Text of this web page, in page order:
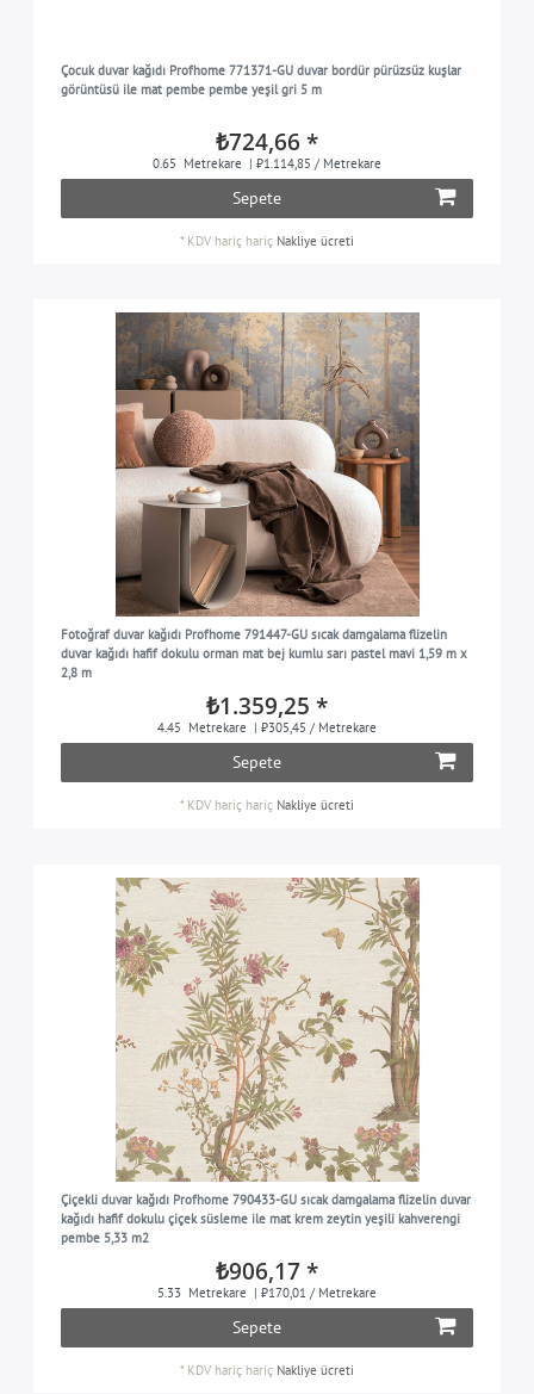
Çocuk duvar kağıdı Profhome 771371-GU duvar bordür pürüzsüz kuşlar
görüntüsü ile mat pembe pembe yeşil gri 5 m
₺724,66 *
0.65 Metrekare | ₺1.114,85 / Metrekare
Sepete
* KDV hariç hariç Nakliye ücreti
Fotoğraf duvar kağıdı Profhome 791447-GU sıcak damgalama flizelin
duvar kağıdı hafif dokulu orman mat bej kumlu sarı pastel mavi 1,59 m x
2,8 m
₺1.359,25 *
4.45 Metrekare | ₺305,45 / Metrekare
Sepete
* KDV hariç hariç Nakliye ücreti
Çiçekli duvar kağıdı Profhome 790433-GU sıcak damgalama flizelin duvar
kağıdı hafif dokulu çiçek süsleme ile mat krem zeytin yeşili kahverengi
pembe 5,33 m2
₺906,17 *
5.33 Metrekare | ₺170,01 / Metrekare
Sepete
* KDV hariç hariç Nakliye ücreti